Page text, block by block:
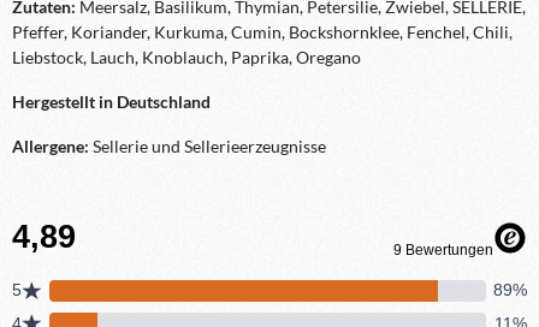
Zutaten: Meersalz, Basilikum, Thymian, Petersilie, Zwiebel, SELLERIE,
Pfeffer, Koriander, Kurkuma, Cumin, Bockshornklee, Fenchel, Chili,
Liebstock, Lauch, Knoblauch, Paprika, Oregano
Hergestellt in Deutschland
Allergene: Sellerie und Sellerieerzeugnisse